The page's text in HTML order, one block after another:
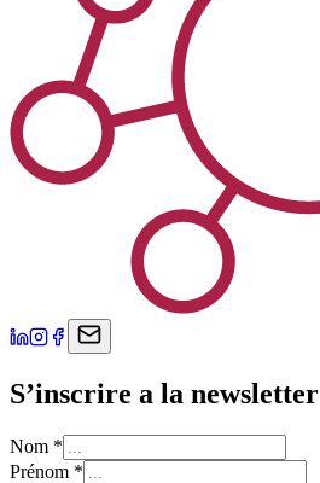
S’inscrire a la newsletter
Nom *
Prénom *